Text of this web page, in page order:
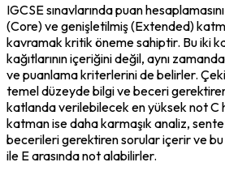
IGCSE sınavlarında puan
(Core) ve genişletilmiş (Extended)
kavramak kritik öneme sahiptir. Bu iki
kağıtlarının içeriğini değil, aynı
ve puanlama kriterlerini de belirler.
temel düzeyde bilgi ve beceri
katlanda verilebilecek en yüksek not C
katman ise daha karmaşık analiz,
becerileri gerektiren sorular içerir ve
ile E arasında not alabilirler.